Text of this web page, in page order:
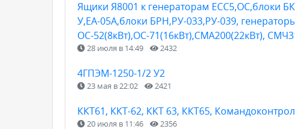
Ящики Я8001 к генераторам ЕСС5,ОС,блоки
У,ЕА-05А,блоки БРН,РУ-033,РУ-039,
ОС-52(8кВт),ОС-71(16кВт),СМА200(22кВт),
28 июля в 14:49 2432
4ГПЭМ-1250-1/2 У2
23 мая в 22:02 2421
ККТ61, ККТ-62, ККТ 63, ККТ65,
20 июля в 11:46 2356